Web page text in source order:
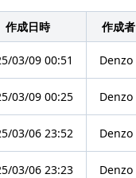
作成日時 作成者
03/09 00:51 Denzo
03/09 00:25 Denzo
03/06 23:52 Denzo
03/06 23:23 Denzo